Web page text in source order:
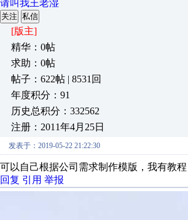
请叫我王老湿
关注 私信
[版主]
精华：0帖
求助：0帖
帖子：622帖 | 8531回
年度积分：91
历史总积分：332562
注册：2011年4月25日
发表于：2019-05-22 21:22:30
可以自己根据公司需求制作模版，我有教
回复 引用 举报